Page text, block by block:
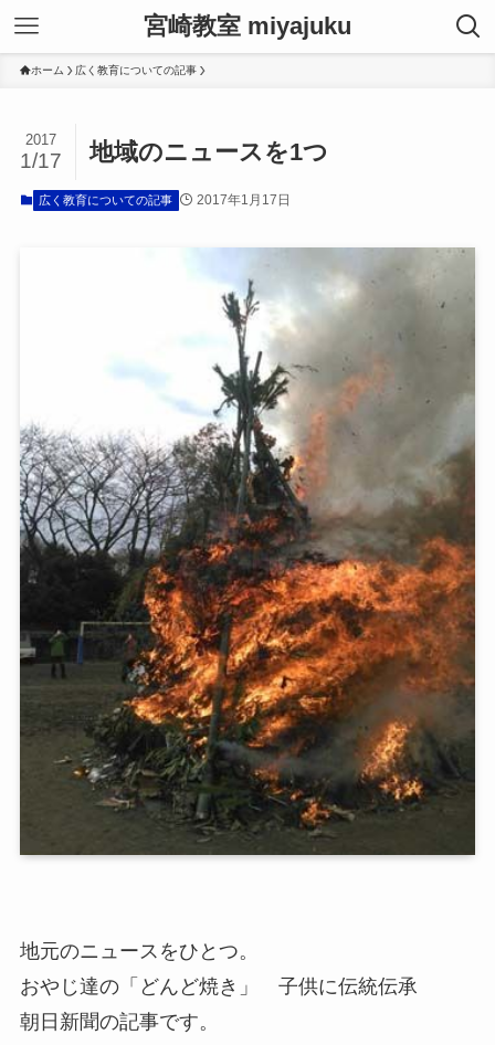
宮崎教室 miyajuku
ホーム 広く教育についての記事
地域のニュースを1つ
2017
1/17
広く教育についての記事 2017年1月17日
地元のニュースをひとつ。
おやじ達の「どんど焼き」 子供に伝統伝承
朝日新聞の記事です。